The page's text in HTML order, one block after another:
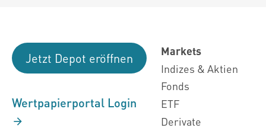
Jetzt Depot eröffnen
Wertpapierportal Login
Markets
Indizes & Aktien
Fonds
ETF
Derivate